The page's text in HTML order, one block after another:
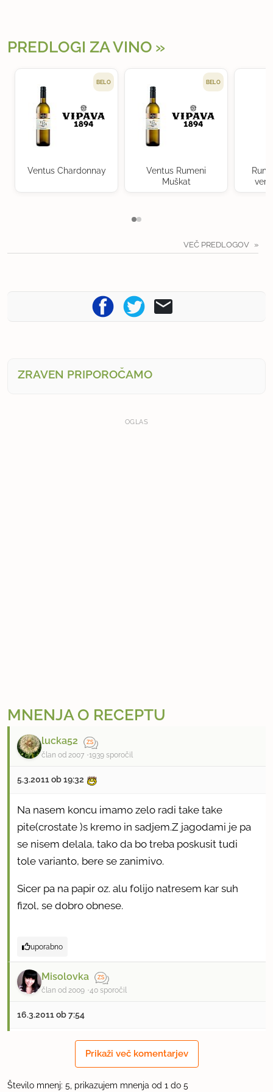
PREDLOGI ZA VINO
BELO
Ventus Chardonnay
BELO
Ventus Rumeni
Muškat
VEČ PREDLOGOV
ZRAVEN PRIPOROČAMO
OGLAS
MNENJA O RECEPTU
lucka52
član od 2007 1939 sporočil
5.3.2011 ob 19:32
Na nasem koncu imamo zelo radi take take
pite(crostate )s kremo in sadjem.Z jagodami je pa
se nisem delala, tako da bo treba poskusit tudi
tole varianto, bere se zanimivo.
Sicer pa na papir oz. alu folijo natresem kar suh
fizol, se dobro obnese.
uporabno
Misolovka
član od 2009 40 sporočil
16.3.2011 ob 7:54
Ja jaz sem tudi dala fižol :)
Povdarjam še, če želite malo več same kreme, kar
podvojite količino, bo ravno prav.
Prikaži več komentarjev
Število mnenj: 5, prikazujem mnenja od 1 do 5